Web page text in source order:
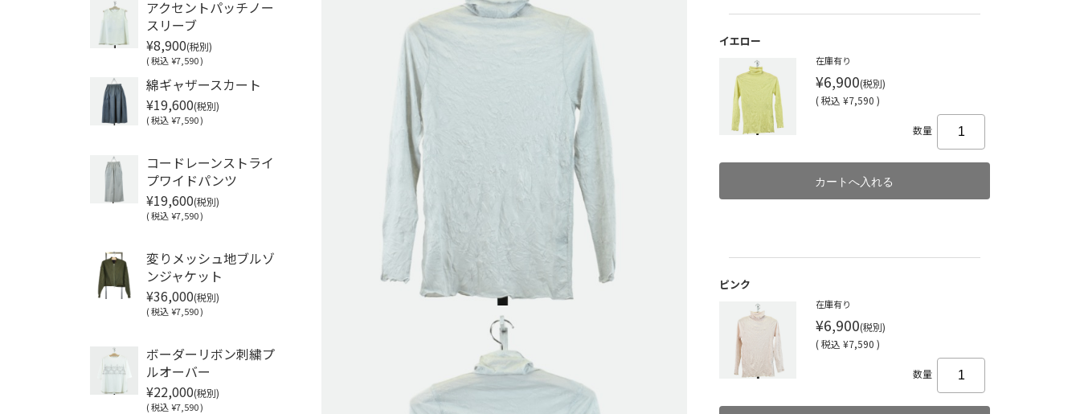
イエロー
在庫有り
¥6,900(税別)
(税込 ¥7,590 )
数量
ピンク
在庫有り
¥6,900(税別)
(税込 ¥7,590 )
数量
アクセントパッチノー
スリーブ
¥8,900(税別)
(税込¥7,590 )
綿ギャザースカート
¥19,600(税別)
(税込¥7,590 )
コードレーンストライ
プワイドパンツ
¥19,600(税別)
(税込¥7,590 )
変りメッシュ地ブルゾ
ンジャケット
¥36,000(税別)
(税込¥7,590 )
ボーダーリボン刺繍プ
ルオーバー
¥22,000(税別)
(税込¥7,590 )